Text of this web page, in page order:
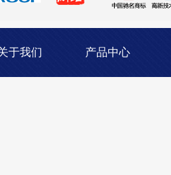
于我们 产品中心